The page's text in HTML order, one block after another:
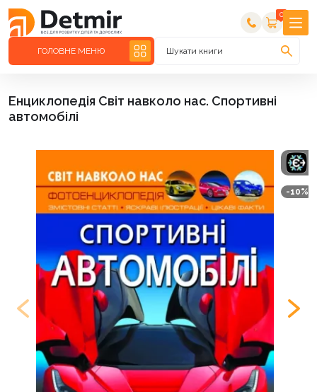
0
ГОЛОВНЕ МЕНЮ Шукати книги
Енциклопедія Світ навколо нас. Спортивні
автомобілі
-10%